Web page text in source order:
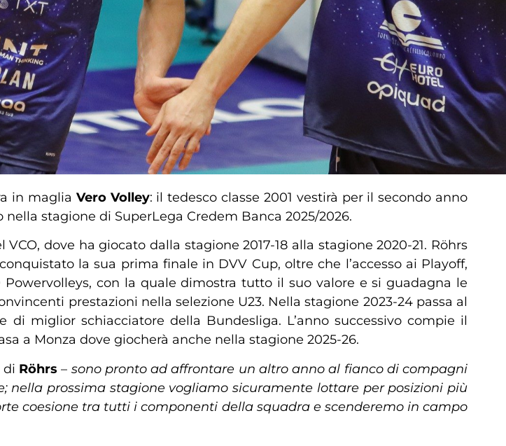
in maglia Vero Volley: il tedesco classe 2001 vestirà per il secondo anno
stagione di SuperLega Credem Banca 2025/2026.
dove ha giocato dalla stagione 2017-18 alla stagione 2020-21. Röhrs
la sua prima finale in DVV Cup, oltre che l’accesso ai Playoff,
con la quale dimostra tutto il suo valore e si guadagna le
prestazioni nella selezione U23. Nella stagione 2023-24 passa al
miglior schiacciatore della Bundesliga. L’anno successivo compie il
a Monza dove giocherà anche nella stagione 2025-26.
di Röhrs– sono pronto ad affrontare un altro anno al fianco di compagni
nella prossima stagione vogliamo sicuramente lottare per posizioni più
coesione tra tutti i componenti della squadra e scenderemo in campo